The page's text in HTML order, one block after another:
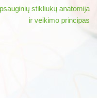
stikliukų anatomija
ir veikimo principas